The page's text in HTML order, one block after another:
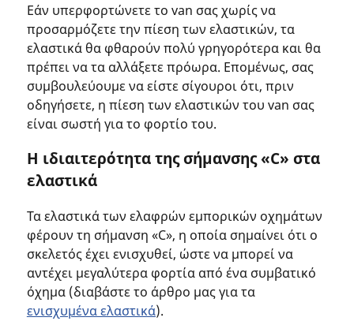
Εάν υπερφορτώνετε το van σας χωρίς να
προσαρμόζετε την πίεση των ελαστικών, τα
ελαστικά θα φθαρούν πολύ γρηγορότερα και θα
πρέπει να τα αλλάξετε πρόωρα. Επομένως, σας
συμβουλεύουμε να είστε σίγουροι ότι, πριν
οδηγήσετε, η πίεση των ελαστικών του van σας
είναι σωστή για το φορτίο του.
Η ιδιαιτερότητα της σήμανσης «C» στα
ελαστικά
Τα ελαστικά των ελαφρών εμπορικών οχημάτων
φέρουν τη σήμανση «C», η οποία σημαίνει ότι ο
σκελετός έχει ενισχυθεί, ώστε να μπορεί να
αντέχει μεγαλύτερα φορτία από ένα συμβατικό
όχημα (διαβάστε το άρθρο μας για τα
ενισχυμένα ελαστικά).